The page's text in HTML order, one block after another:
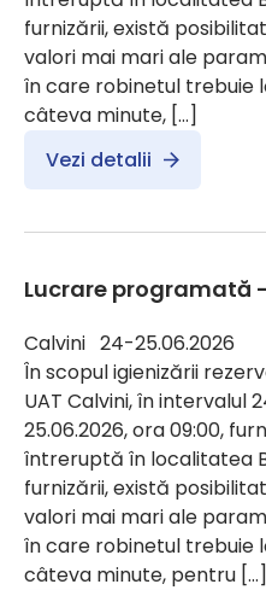
furnizării, există
valori mai mari ale
în care robinetul trebuie
câteva minute, […]
Vezi detalii
Lucrare programată
Calvini 24-25.06.2026
În scopul igienizării
UAT Calvini, în intervalul
25.06.2026, ora 09:00,
întreruptă în localitatea
furnizării, există
valori mai mari ale
în care robinetul trebuie
câteva minute, pentru […]